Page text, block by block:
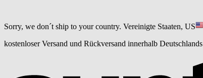
Sorry, we don´t ship to your country. Vereinigte Staaten, US
kostenloser Versand und Rückversand innerhalb Deutschlands